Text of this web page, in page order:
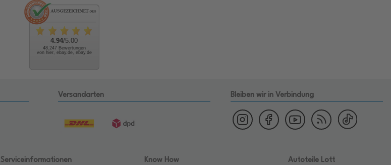
4.94/5.00
48.247 Bewertungen
von hier, ebay.de, ebay.de
Versandarten Bleiben wir in Verbindung
Serviceinformationen Know How Autoteile Lott